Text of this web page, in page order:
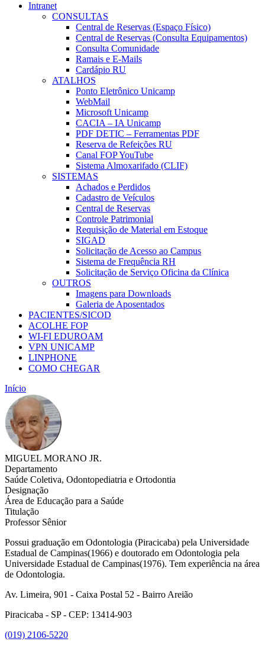
Intranet
CONSULTAS
Central de Reservas (Espaço Físico)
Central de Reservas (Consulta Equipamentos)
Consulta Comunidade
Ramais e E-Mails
Cardápio RU
ATALHOS
Ponto Eletrônico Unicamp
WebMail
Microsoft Unicamp
CACIA – IA Unicamp
PDF DETIC – Ferramentas PDF
Reserva de Refeições RU
Canal FOP YouTube
Sistema Almoxarifado (CLIF)
SISTEMAS
Achados e Perdidos
Cadastro de Veículos
Central de Reservas
Controle Patrimonial
Requisição de Material em Estoque
SIGAD
Solicitação de Acesso ao Campus
Sistema de Frequência RH
Solicitação de Serviço Oficina da Clínica
OUTROS
Imagens para Downloads
Galeria de Aposentados
PACIENTES/SICOD
ACOLHE FOP
WI-FI EDUROAM
VPN UNICAMP
LINPHONE
COMO CHEGAR
Início
MIGUEL MORANO JR.
Departamento
Saúde Coletiva, Odontopediatria e Ortodontia
Designação
Área de Educação para a Saúde
Titulação
Professor Sênior
Possui graduação em Odontologia (Piracicaba) pela Universidade
Estadual de Campinas(1966) e doutorado em Odontologia pela
Universidade Estadual de Campinas(1976). Tem experiência na área
de Odontologia.
Av. Limeira, 901 - Caixa Postal 52 - Bairro Areião
Piracicaba - SP - CEP: 13414-903
(019) 2106-5220